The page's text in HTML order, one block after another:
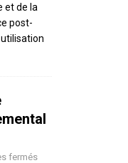
et de la
post-
fermés